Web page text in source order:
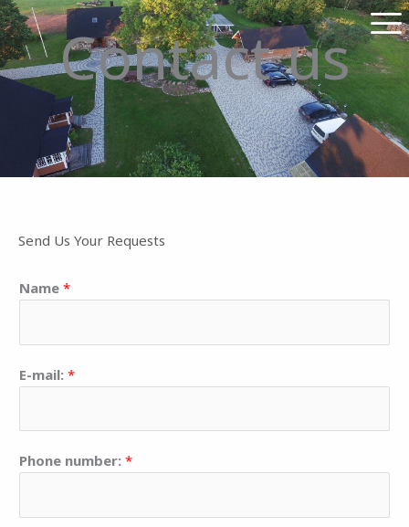
Skip
to
content Contact us
Send Us Your Requests
Name *
E-mail: *
Phone number: *